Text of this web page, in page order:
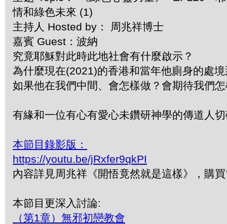
情和綠色未來 (1)
主持人 Hosted by： 周兆祥博士
嘉賓 Guest：波納
究竟耶穌對此時此地社會有什麼啟示？
為什麼現在(2021)的香港和當年他廁身的處
如果他在我們中間、會怎樣做？會期待我們
有緣和一位有心有愛心未鑽研神學的傳道人
本節目錄影版：
https://youtu.be/jRxfer9qkPI
內容詳見周兆祥《開悟竟然就是這樣》，購
本節目更深入討論:
（第1章）無邪初戀教會